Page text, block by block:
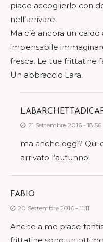
piace accoglierlo con
nell’arrivare.
Ma c’è ancora un
impensabile
fresca. Le tue frittatine
Un abbraccio Lara.
21 Settembre 2016 - 18:56
ma anche oggi? Qui
arrivato l’autunno!
FABIO
20 Settembre 2016 - 11:11
Anche a me piace